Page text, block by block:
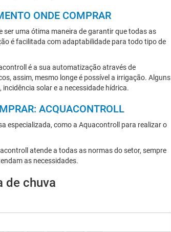
ONDE COMPRAR
ser uma ótima maneira de garantir que todas as
é facilitada com adaptabilidade para todo tipo de
é a sua automatização através de
assim, mesmo longe é possível a irrigação. Alguns
solar e a necessidade hídrica.
ACQUACONTROLL
especializada, como a Aquacontroll para realizar o
atende a todas as normas do setor, sempre
as necessidades.
de chuva